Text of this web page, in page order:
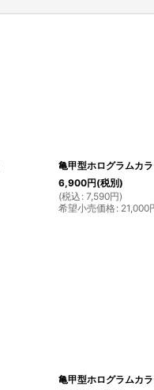
亀甲型ホログラムカ
6,900円(税別)
(税込 : 7,590円)
希望小売価格: 21,000
亀甲型ホログラムカ